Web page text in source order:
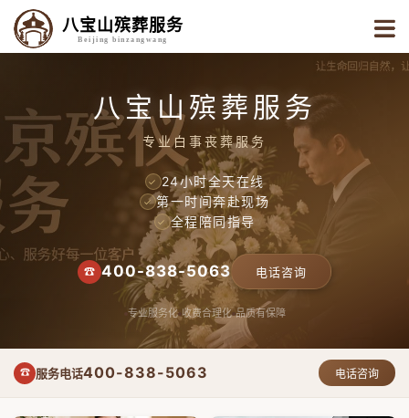
八宝山殡葬服务
Beijing binzangwang
八宝山殡葬服务
专业白事丧葬服务
✓ 24小时全天在线
✓ 第一时间奔赴现场
✓ 全程陪同指导
☎ 400-838-5063 电话咨询
专业服务化 收费合理化 品质有保障
☎ 服务电话400-838-5063 电话咨询